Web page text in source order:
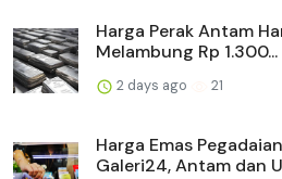
Harga Perak Antam
Melambung Rp 1.300...
2 days ago 21
Harga Emas
Galeri24, Antam dan